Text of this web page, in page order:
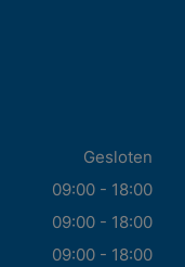
Gesloten
09:00 - 18:00
09:00 - 18:00
09:00 - 18:00